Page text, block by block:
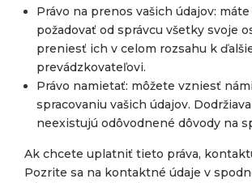
Právo na prenos vašich údajov: máte
požadovať od správcu všetky svoje
preniesť ich v celom rozsahu k
prevádzkovateľovi.
Právo namietať: môžete vzniesť
spracovaniu vašich údajov.
neexistujú odôvodnené dôvody na
Ak chcete uplatniť tieto práva,
Pozrite sa na kontaktné údaje v